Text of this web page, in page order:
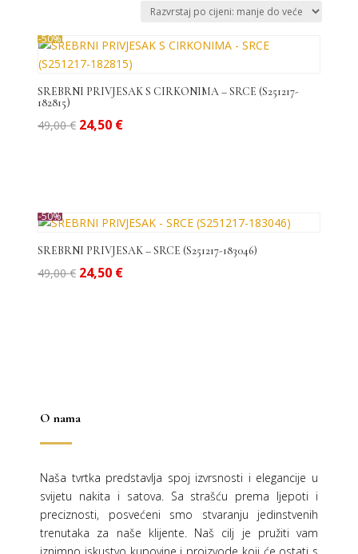
cijeni:
niske
visoke
-50%
SREBRNI PRIVJESAK S CIRKONIMA – SRCE (S251217-
182815)
49,00€ Izvorna
24,50 €
-50%
SREBRNI PRIVJESAK – SRCE (S251217-183046)
49,00€ Izvorna
24,50 €
O nama
Naša tvrtka predstavlja spoj izvrsnosti i elegancije u
svijetu nakita i satova. Sa strašću prema ljepoti i
preciznosti, posvećeni smo stvaranju jedinstvenih
trenutaka za naše klijente. Naš cilj je pružiti vam